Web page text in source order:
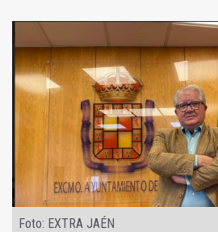
Foto: EXTRA JAÉN